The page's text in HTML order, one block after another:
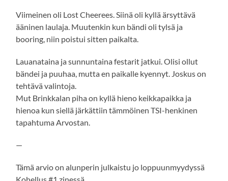
Viimeinen oli Lost Cheerees. Siinä oli kyllä ärsyttävä
ääninen laulaja. Muutenkin kun bändi oli tylsä ja
booring, niin poistui sitten paikalta.
Lauanataina ja sunnuntaina festarit jatkui. Olisi ollut
bändei ja puuhaa, mutta en paikalle kyennyt. Joskus on
tehtävä valintoja.
Mut Brinkkalan piha on kyllä hieno keikkapaikka ja
hienoa kun siellä järkättiin tämmöinen TSI-henkinen
tapahtuma Arvostan.
—
Tämä arvio on alunperin julkaistu jo loppuunmyydyssä